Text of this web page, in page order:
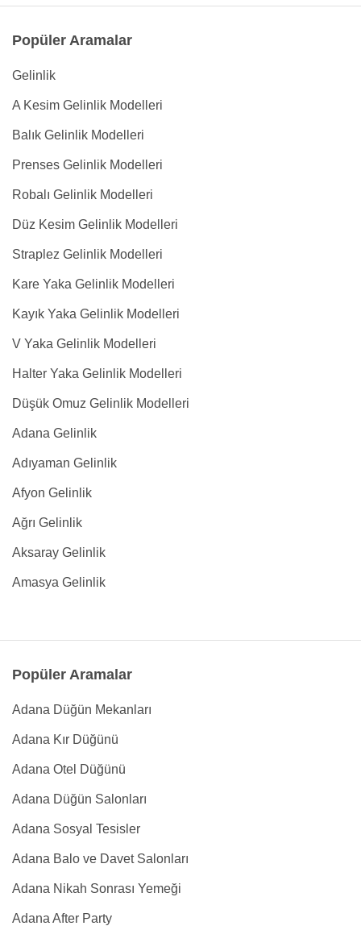
Popüler Aramalar
Gelinlik
A Kesim Gelinlik Modelleri
Balık Gelinlik Modelleri
Prenses Gelinlik Modelleri
Robalı Gelinlik Modelleri
Düz Kesim Gelinlik Modelleri
Straplez Gelinlik Modelleri
Kare Yaka Gelinlik Modelleri
Kayık Yaka Gelinlik Modelleri
V Yaka Gelinlik Modelleri
Halter Yaka Gelinlik Modelleri
Düşük Omuz Gelinlik Modelleri
Adana Gelinlik
Adıyaman Gelinlik
Afyon Gelinlik
Ağrı Gelinlik
Aksaray Gelinlik
Amasya Gelinlik
Popüler Aramalar
Adana Düğün Mekanları
Adana Kır Düğünü
Adana Otel Düğünü
Adana Düğün Salonları
Adana Sosyal Tesisler
Adana Balo ve Davet Salonları
Adana Nikah Sonrası Yemeği
Adana After Party